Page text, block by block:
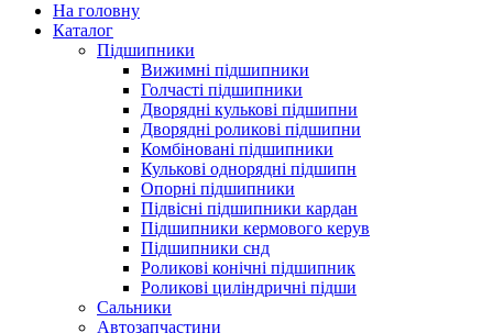
На головну
Каталог
Підшипники
Вижимні підшипники
Голчасті підшипники
Дворядні кулькові підшипни
Дворядні роликові підшипни
Комбіновані підшипники
Кулькові однорядні підшипн
Опорні підшипники
Підвісні підшипники кардан
Підшипники кермового керув
Підшипники снд
Роликові конічні підшипник
Роликові циліндричні підши
Сальники
Автозапчастини